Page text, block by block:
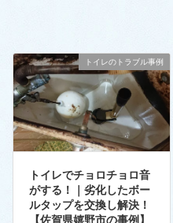
トイレのトラブル事例
トイレでチョロチョロ音
がする！｜劣化したボー
ルタップを交換し解決！
【佐賀県嬉野市の事例】